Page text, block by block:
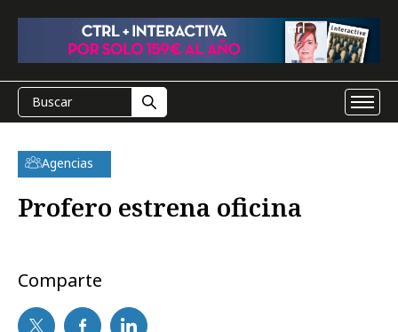
Agencias
Profero estrena oficina
Comparte